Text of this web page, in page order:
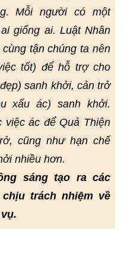
Mỗi người có một
giống ai. Luật Nhân
tận chúng ta nên
tốt) để hỗ trợ cho
sanh khởi, cản trở
xấu ác) sanh khởi.
việc ác để Quả Thiện
cũng như hạn chế
nhiều hơn.
sáng tạo ra các
trách nhiệm về